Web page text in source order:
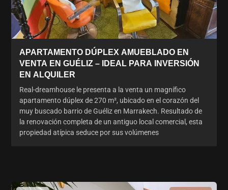
APARTAMENTO DÚPLEX AMUEBLADO EN
VENTA EN GUÉLIZ – IDEAL PARA INVERSIÓN
EN ALQUILER
Real-dreamhouse le presenta a la venta un magnífico
apartamento dúplex de 270 m², ubicado en el corazón del
muy buscado barrio de Guéliz en Marrakech. Resultado de
la renovación completa de un antiguo local comercial, esta
propiedad atípica seduce por sus volúmenes